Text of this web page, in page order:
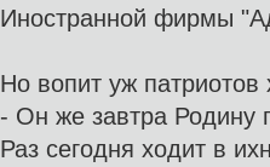
Иностранной фирмы
Но вопит уж патриотов
- Он же завтра Родину
Раз сегодня ходит в